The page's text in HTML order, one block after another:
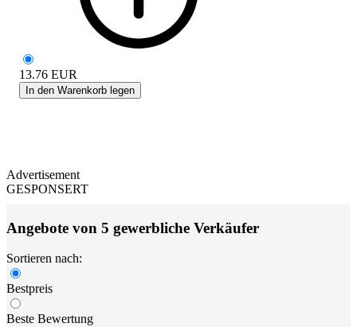
13.76 EUR
In den Warenkorb legen
Advertisement
GESPONSERT
Angebote von 5 gewerbliche Verkäufer
Sortieren nach:
Bestpreis
Beste Bewertung